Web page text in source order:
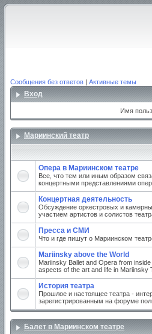
Сообщения без ответов | Активные темы
Вход
Имя
Мариинский театр
Опера в Мариинском театре
Все, что тем или иным образом
концертными представлениями
Концертная деятельность
Обсуждение оркестровых и
участием артистов и солистов
Пресса и СМИ
Что и где пишут о Мариинском
Mariinsky above the World
Mariinsky Ballet and Opera from
aspects of the art and life in Mariinsky
История театра
Прошлое и настоящее театра -
зарегистрированным на форуме
Балет в Мариинском театре